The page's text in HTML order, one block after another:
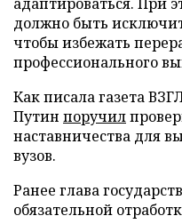
должно быть
чтобы избежать
профессионального
Как писала газета
Путин поручил
наставничества для
вузов.
Ранее глава
обязательной